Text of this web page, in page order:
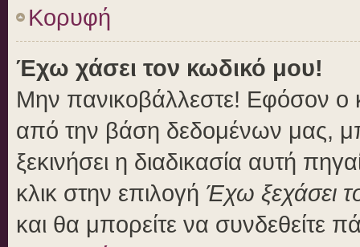
Κορυφή
Έχω χάσει τον κωδικό μου!
Μην πανικοβάλλεστε! Εφόσον ο
από την βάση δεδομένων μας,
ξεκινήσει η διαδικασία αυτή
κλικ στην επιλογή Έχω ξεχάσει
και θα μπορείτε να συνδεθείτε